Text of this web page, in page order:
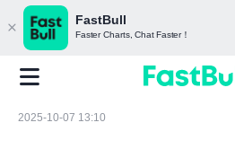
FastBull
Faster Charts, Chat Faster！
2025-10-07 13:10